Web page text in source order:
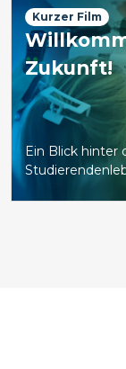
Kurzer Film
Zukunft!
Ein Blick hinter